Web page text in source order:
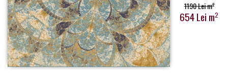
1190 Lei m2
654 Lei m2